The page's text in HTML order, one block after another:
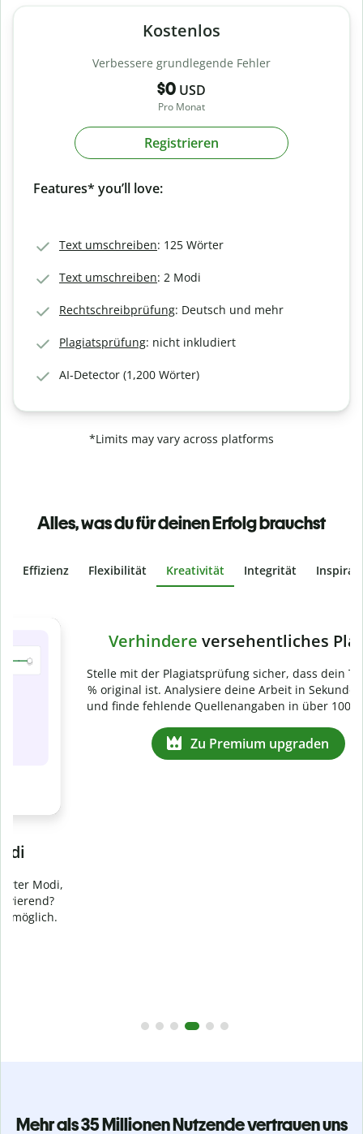
Kostenlos
Verbessere grundlegende Fehler
$0 USD
Pro Monat
Registrieren
Features* you’ll love:
Text umschreiben: 125 Wörter
Text umschreiben: 2 Modi
Rechtschreibprüfung: Deutsch und mehr
Plagiatsprüfung: nicht inkludiert
AI-Detector (1,200 Wörter)
*Limits may vary across platforms
Alles, was du für deinen Erfolg brauchst
Effizienz Flexibilität Kreativität Integrität
Slide 4 of 6
Stelle mit der Plagiatsprüfung sicher, dass dein Text zu 100
% original ist. Analysiere deine Arbeit in Sekundenschnelle
und finde fehlende Quellenangaben in über 100 Sprachen.
Mehr als 35 Millionen Nutzende vertrauen uns